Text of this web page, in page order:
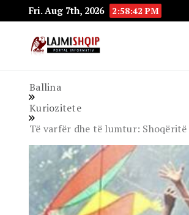
Fri. Aug 7th, 2026 2:58:43 PM
Ballina
Kuriozitete
Të varfër dhe të lumtur: Shoqëritë